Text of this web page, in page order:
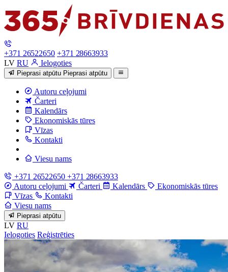
+371 26522650 +371 28663933
LV RU Ielogoties
Pieprasi atpūtu Pieprasi atpūtu
Autoru ceļojumi
Čarteri
Kalendārs
Ekonomiskās tūres
Vīzas
Kontakti
Viesu nams
+371 26522650 +371 28663933
Autoru ceļojumi
Čarteri Kalendārs
Ekonomiskās tūres
Vīzas
Kontakti
Viesu nams
Pieprasi atpūtu
LV RU
Ielogoties Reģistrēties